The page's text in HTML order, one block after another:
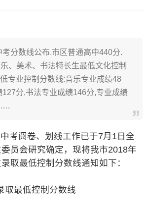
分数线公布.市区普通高中440分.
、美术、书法特长生最低文化控制
专业控制分数线:音乐专业成绩48
127分,书法专业成绩146分,专业成绩
.…
阅卷、划线工作已于7月1日全
员会研究确定，现将我市2018年
取最低控制分数线通知如下：
最低控制分数线